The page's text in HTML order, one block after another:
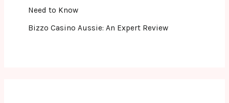
Need to Know
Bizzo Casino Aussie: An Expert Review